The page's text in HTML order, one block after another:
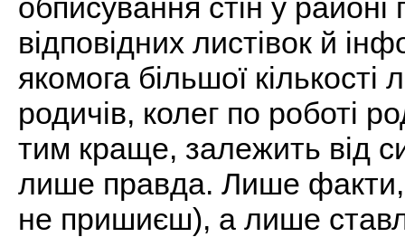
обписування стін у
відповідних листівок й
якомога більшої кількості
родичів, колег по роботі
тим краще, залежить від
лише правда. Лише факти,
не пришиєш), а лише